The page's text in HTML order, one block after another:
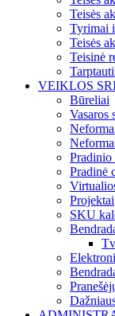
Teisės
Tyrimai
Teisės
Teisinė
VEIKLOS
Būreliai
Vasaros
Pradinio
Pradinė
Projektai
SKU